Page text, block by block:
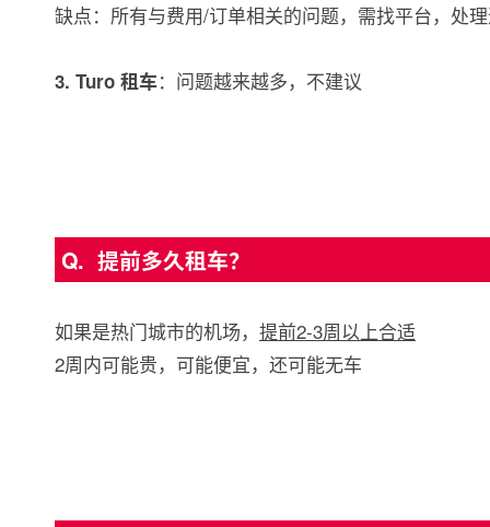
缺点：所有与费用/订单相关的问题，需找平台，处
3. Turo 租车：问题越来越多，不建议
Q. 提前多久租车？
如果是热门城市的机场， 提前2-3周以上合适
2周内可能贵，可能便宜，还可能无车